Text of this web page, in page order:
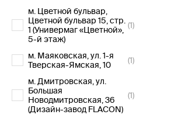
м. Цветной бульвар,
Цветной бульвар 15, стр.
1 (Универмаг «Цветной»,
5-й этаж)
(1)
м. Маяковская, ул. 1-я
Тверская-Ямская, 10
(1)
м. Дмитровская, ул.
Большая
Новодмитровская, 36
(Дизайн-завод FLACON)
(1)